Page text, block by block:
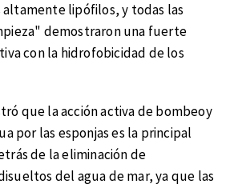
lipófilos, y todas las
demostraron una fuerte
con la hidrofobicidad de los
que la acción activa de bombeoy
por las esponjas es la principal
de la eliminación de
del agua de mar, ya que las